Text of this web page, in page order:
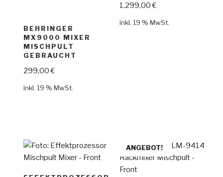
BEHRINGER
MX9000 MIXER
MISCHPULT
GEBRAUCHT
299,00€
inkl. 19 % MwSt.
1.299,00€
inkl. 19 % MwSt.
ANGEBOT!